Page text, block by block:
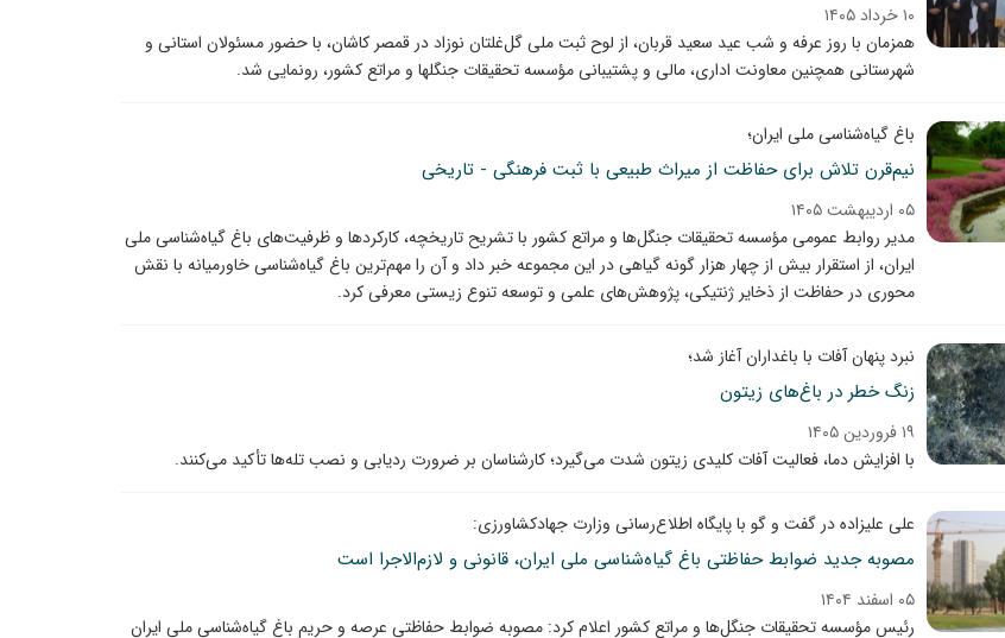
۱۰ خرداد ۱۴۰۵
همزمان با روز عرفه و شب عید سعید قربان، از لوح ثبت ملی گل‌غلتان نوزاد در قمصر کاشان، با حضور مسئولان استانی و
شهرستانی همچنین معاونت اداری، مالی و پشتیبانی مؤسسه تحقیقات جنگلها و مراتع کشور، رونمایی شد.
باغ گیاه‌شناسی ملی ایران؛
نیم‌قرن تلاش برای حفاظت از میراث طبیعی با ثبت فرهنگی - تاریخی
۰۵ اردیبهشت ۱۴۰۵
مدیر روابط عمومی مؤسسه تحقیقات جنگل‌ها و مراتع کشور با تشریح تاریخچه، کارکردها و ظرفیت‌های باغ گیاه‌شناسی ملی
ایران، از استقرار بیش از چهار هزار گونه گیاهی در این مجموعه خبر داد و آن را مهم‌ترین باغ گیاه‌شناسی خاورمیانه با نقش
محوری در حفاظت از ذخایر ژنتیکی، پژوهش‌های علمی و توسعه تنوع زیستی معرفی کرد.
نبرد پنهان آفات با باغداران آغاز شد؛
زنگ خطر در باغ‌های زیتون
۱۹ فروردین ۱۴۰۵
با افزایش دما، فعالیت آفات کلیدی زیتون شدت می‌گیرد؛ کارشناسان بر ضرورت ردیابی و نصب تله‌ها تأکید می‌کنند.
علی علیزاده در گفت و گو با پایگاه اطلاع‌رسانی وزارت جهادکشاورزی:
مصوبه جدید ضوابط حفاظتی باغ گیاه‌شناسی ملی ایران، قانونی و لازم‌الاجرا است
۰۵ اسفند ۱۴۰۴
رئیس مؤسسه تحقیقات جنگل‌ها و مراتع کشور اعلام کرد: مصوبه ضوابط حفاظتی عرصه و حریم باغ گیاه‌شناسی ملی ایران